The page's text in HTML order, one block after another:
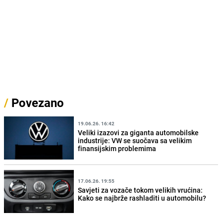
/ Povezano
19.06.26. 16:42
Veliki izazovi za giganta automobilske
industrije: VW se suočava sa velikim
finansijskim problemima
17.06.26. 19:55
Savjeti za vozače tokom velikih vrućina:
Kako se najbrže rashladiti u automobilu?